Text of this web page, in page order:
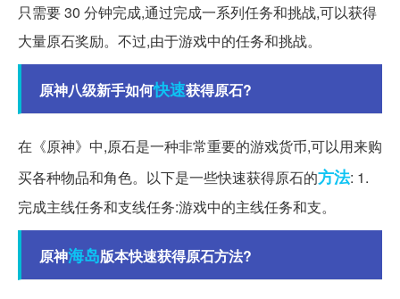
只需要 30 分钟完成,通过完成一系列任务和挑战,可以获得
大量原石奖励。不过,由于游戏中的任务和挑战。
原神八级新手如何快速获得原石?
在《原神》中,原石是一种非常重要的游戏货币,可以用来购
买各种物品和角色。以下是一些快速获得原石的方法: 1.
完成主线任务和支线任务:游戏中的主线任务和支。
原神海岛版本快速获得原石方法?